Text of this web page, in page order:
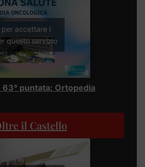
per accettare i
questo servizio
63° puntata: Ortopedia
il Castello